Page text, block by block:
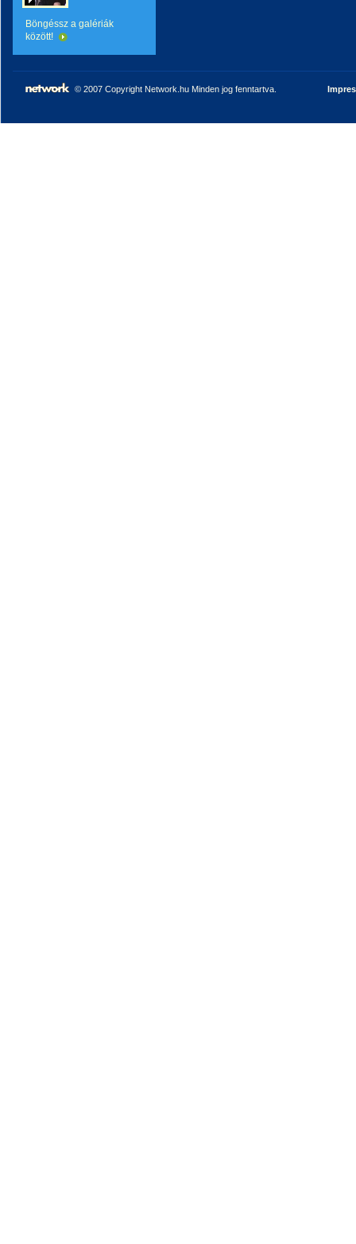
Böngéssz a galériák
között!
© 2007 Copyright Network.hu Minden jog fenntartva.